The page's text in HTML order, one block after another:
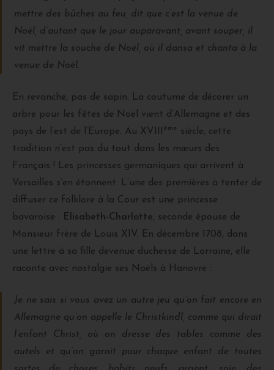
mettre des bûches au feu, dit que c’est la venue de
Noël, d’autant que le jour auparavant, avant souper, il
vit mettre la souche de Noël, où il dansa et chanta à la
venue de Noël.
En revanche, pas de sapin. La coutume de décorer un
arbre pour les fêtes de Noël vient d’Allemagne et des
pays de l’est de l’Europe. Au XVIII ème
siècle, cette
tradition n’est pas du tout dans les mœurs des
Français ! Les princesses germaniques qui arrivent à
Versailles s’en étonnent. L’une des premières à tenter de
diffuser ce folklore à la Cour est une princesse
bavaroise : Elisabeth-Charlotte, seconde épouse de
Monsieur frère de Louis XIV. En décembre 1708, dans
une lettre à sa fille devenue duchesse de Lorraine, elle
raconte avec nostalgie ses Noëls à Hanovre :
Je ne sais si vous avez un autre jeu qu’on fait encore en
Allemagne qu’on appelle le Christkindl , comme qui dirait
l’enfant Christ, où on dresse des tables comme des
autels et qu’on garnit pour chaque enfant de toutes